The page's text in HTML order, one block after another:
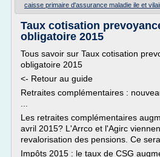
caisse primaire d'assurance maladie ile et
Taux cotisation
obligatoire 2015
Tous savoir sur Taux cotisation
obligatoire 2015
<- Retour au guide
Retraites complémentaires :
Les retraites complémentaires
avril 2015? L'Arrco et l'Agirc
revalorisation des pensions. Ce sera
Impôts 2015 : le taux de CSG